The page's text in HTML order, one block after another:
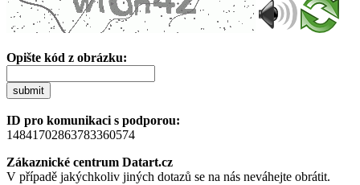
Opište kód z obrázku:
submit
ID pro komunikaci s podporou:
14841702863783360574
Zákaznické centrum Datart.cz
V případě jakýchkoliv jiných dotazů se na nás neváhejte obrátit.